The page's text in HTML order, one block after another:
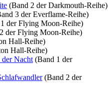
(Band 2 der Darkmouth-Reihe)
3 der Everflame-Reihe)
der Flying Moon-Reihe)
der Flying Moon-Reihe)
Hall-Reihe)
Hall-Reihe)
Nacht (Band 1 der
(Band 2 der